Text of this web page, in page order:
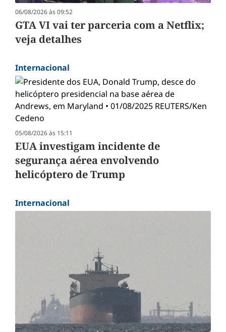
06/08/2026 às 09:52
GTA VI vai ter parceria com a Netflix;
veja detalhes
Internacional
05/08/2026 às 15:11
EUA investigam incidente de
segurança aérea envolvendo
helicóptero de Trump
Internacional